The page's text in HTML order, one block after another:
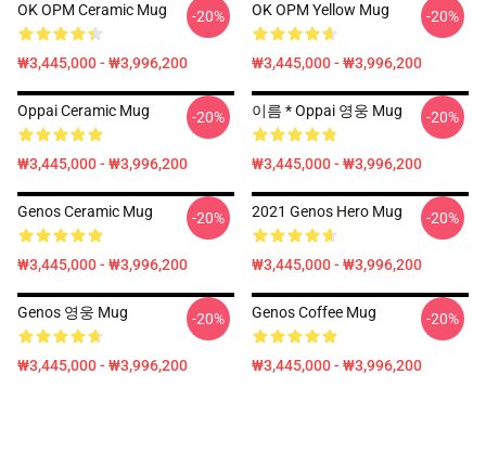
OK OPM Ceramic Mug
₩3,445,000 - ₩3,996,200
-20% OK OPM Yellow Mug
₩3,445,000 - ₩3,996,200
-20%
Oppai Ceramic Mug
₩3,445,000 - ₩3,996,200
-20% 이름 * Oppai 영웅 Mug
₩3,445,000 - ₩3,996,200
-20%
Genos Ceramic Mug
₩3,445,000 - ₩3,996,200
-20% 2021 Genos Hero Mug
₩3,445,000 - ₩3,996,200
-20%
Genos 영웅 Mug
₩3,445,000 - ₩3,996,200
-20% Genos Coffee Mug
₩3,445,000 - ₩3,996,200
-20%